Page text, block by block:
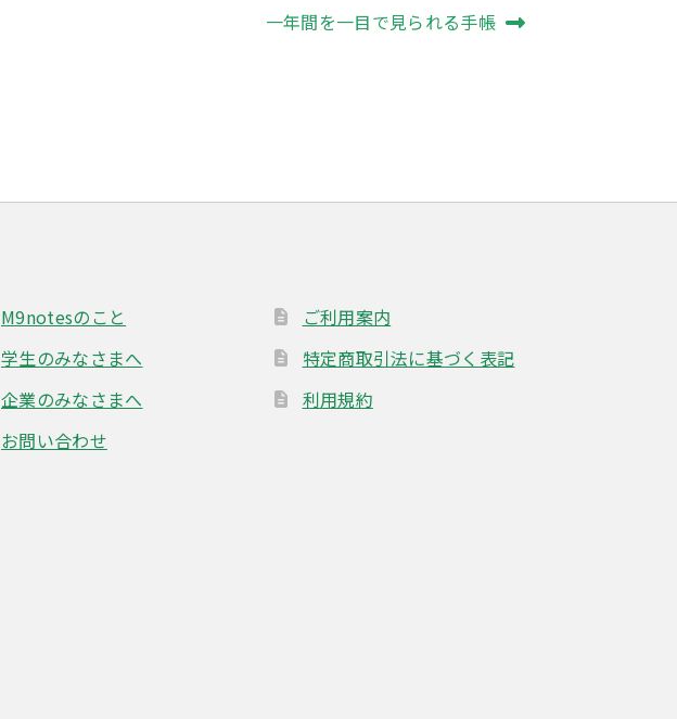
次
一年間を一目で見られる手帳
M9notesのこと
学生のみなさまへ
企業のみなさまへ
お問い合わせ
ご利用案内
特定商取引法に基づく表記
利用規約